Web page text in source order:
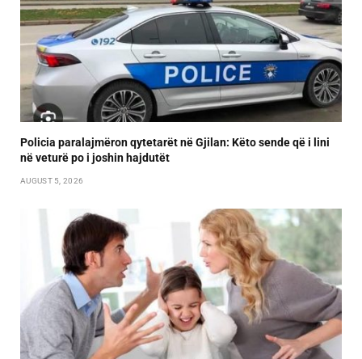
Policia paralajmëron qytetarët në Gjilan: Këto sende që i lini
në veturë po i joshin hajdutët
AUGUST 5, 2026